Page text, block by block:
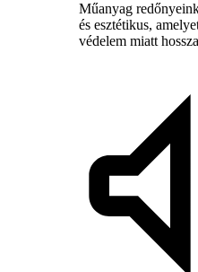
Műanyag
és esztétikus,
védelem miatt